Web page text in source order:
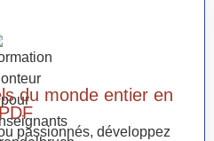
du monde entier en
PDF
passionnés, développez